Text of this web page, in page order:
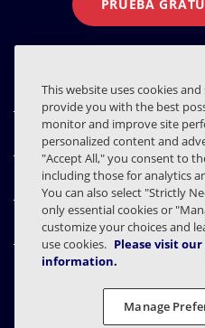
PRUEBA
Quiénes somos
Productos
Centro de Recursos
Contáctenos
This website uses cookies
provide you with the best
monitor and improve site
personalized content and
"Accept All," you consent to
including those for analytics
You can also select "Strictly
only essential cookies or
customize your choices and
use cookies. Please visit
information.
Manage